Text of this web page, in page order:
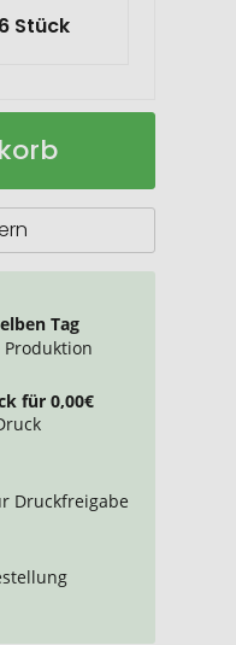
Stück
Tag
für 0,00€
Druckfreigabe